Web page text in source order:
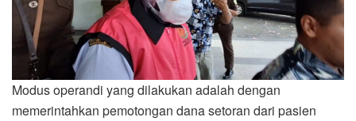
Modus operandi yang dilakukan adalah dengan
memerintahkan pemotongan dana setoran dari pasien